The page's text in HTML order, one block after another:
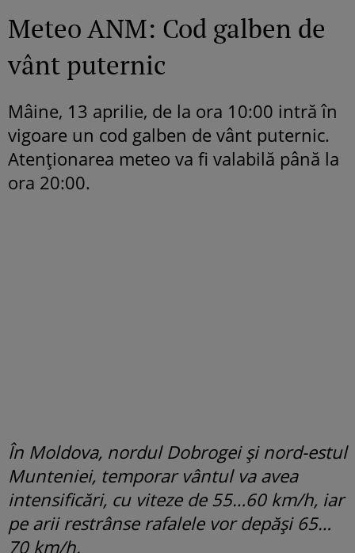
Meteo ANM: Cod galben de
vânt puternic
Mâine, 13 aprilie, de la ora 10:00 intră în
vigoare un cod galben de vânt puternic.
Atenționarea meteo va fi valabilă până la
ora 20:00.
În Moldova, nordul Dobrogei și nord-estul
Munteniei, temporar vântul va avea
intensificări, cu viteze de 55…60 km/h, iar
pe arii restrânse rafalele vor depăși 65…
70 km/h.